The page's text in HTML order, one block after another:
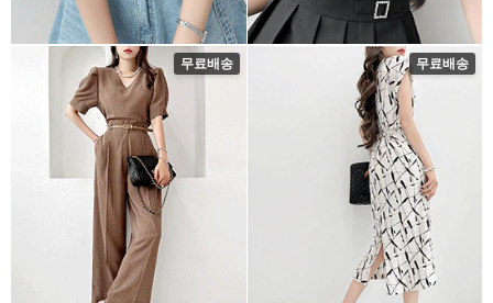
무료배송 무료배송